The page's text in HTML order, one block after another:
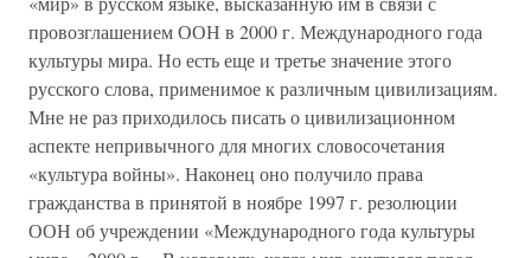
провозглашением ООН в 2000 г. Международного года
культуры мира. Но есть еще и третье значение этого
русского слова, применимое к различным цивилизациям.
Мне не раз приходилось писать о цивилизационном
аспекте непривычного для многих словосочетания
«культура войны». Наконец оно получило права
гражданства в принятой в ноябре 1997 г. резолюции
ООН об учреждении «Международного года культуры